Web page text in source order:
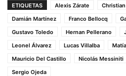
ETIQUETAS Alexis Zárate
Damián Martínez
Franco Bellocq
Gustavo Toledo
Hernan Pellerano
Leonel Álvarez
Lucas Villalba
Mauricio Del Castillo
Nicolás Messiniti
Sergio Ojeda